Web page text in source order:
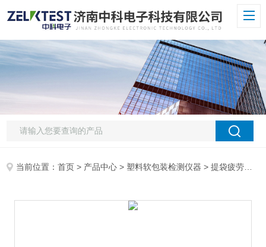
当前位置：首页 > 产品中心 > 塑料软包装检测仪器 >提袋疲劳试验机